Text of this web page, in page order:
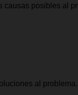
causas posibles al
al problema.